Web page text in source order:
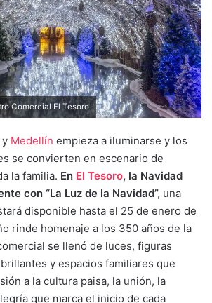
Comercial El Tesoro
y Medellín empieza a iluminarse y los
se convierten en escenario de
la familia. En El Tesoro, la Navidad
con “La Luz de la Navidad”, una
disponible hasta el 25 de enero de
rinde homenaje a los 350 años de la
se llenó de luces, figuras
y espacios familiares que
a la cultura paisa, la unión, la
que marca el inicio de cada